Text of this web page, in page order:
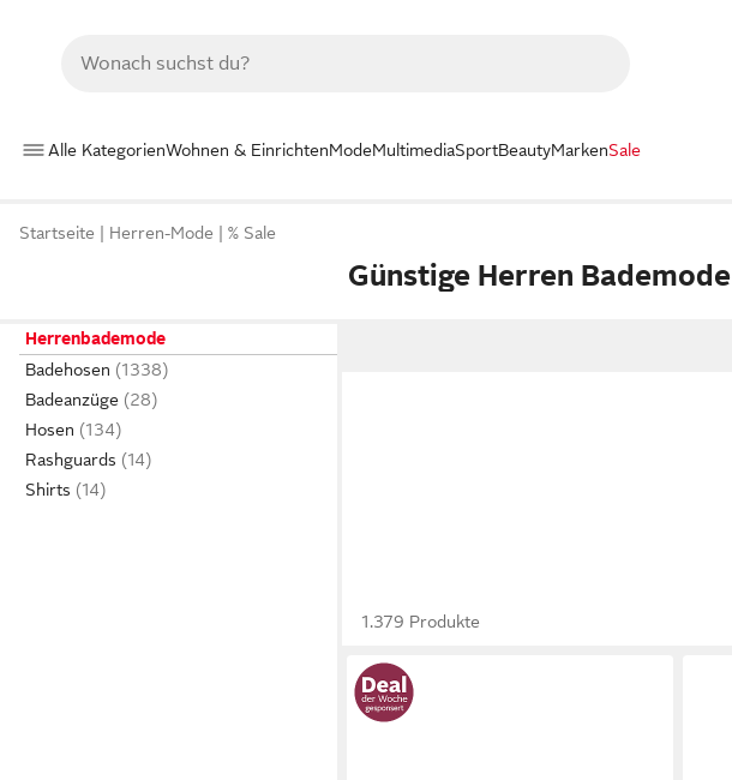
Alle KategorienWohnen & EinrichtenModeMultimediaSportBeautyMarkenSale
Startseite Herren-Mode % Sale
Günstige Herren Bademode
Herrenbademode
Badehosen
Badeanzüge
Hosen
Rashguards
Shirts
1.379 Produkte